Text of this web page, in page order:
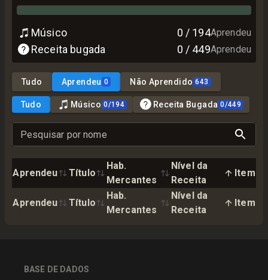
Músico 0 / 194Aprendeu
Receita bugada 0 / 449Aprendeu
Tudo Aprendeu 0 Não Aprendido 643
Tudo Músico 0/194 Receita Bugada 0/449
Pesquisar por nome
Aprendeu Título
Hab.
Mercantes
Nível da
Receita
Item
Aprendeu Título
Hab.
Mercantes
Nível da
Receita
Item
BASE DE DADOS